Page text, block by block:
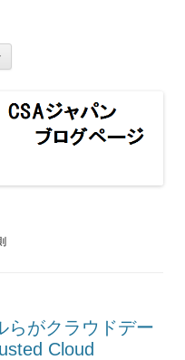
らがクラウドデー
Cloud